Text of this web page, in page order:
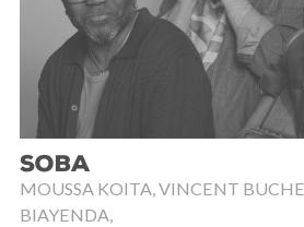
SOBA
MOUSSA KOITA, VINCENT
BIAYENDA,